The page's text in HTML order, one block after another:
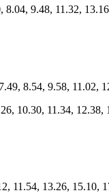
8.04, 9.48, 11.32,
8.54, 9.58, 11.02,
10.30, 11.34,
11.54, 13.26, 15.10,